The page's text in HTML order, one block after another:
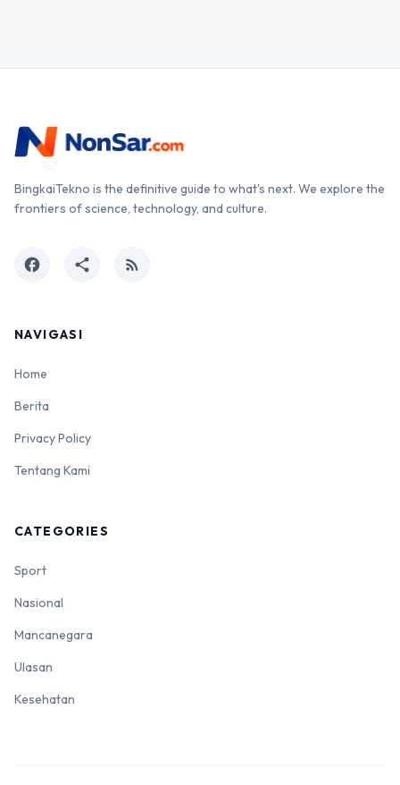
BingkaiTekno is the definitive guide to what's next. We explore the
frontiers of science, technology, and culture.
facebook share rss_feed
NAVIGASI
Home
Berita
Privacy Policy
Tentang Kami
CATEGORIES
Sport
Nasional
Mancanegara
Ulasan
Kesehatan